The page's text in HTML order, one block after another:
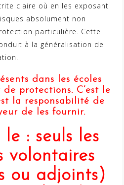
claire où en les exposant
absolument non
particulière. Cette
à la généralisation de
dans les écoles
protections. C’est le
la responsabilité de
de les fournir.
le : seuls les
volontaires
ou adjoints)